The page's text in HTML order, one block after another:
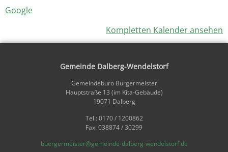
Google
Kompletten Kalender ansehen
Gemeinde Dalberg-Wendelstorf
Gemeindebüro Bürgermeister
Hauptstraße 13 (im Kita-Gebäude)
19071 Dalberg
Tel.: 0170 / 1200862
Fax: 038874 / 30299
buergermeister@gemeinde-dalberg-wendelstorf.de